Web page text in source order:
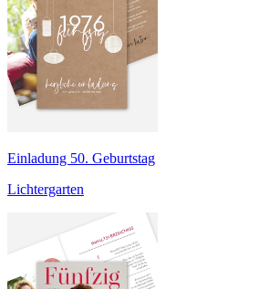
Einladung 50. Geburtstag
Lichtergarten